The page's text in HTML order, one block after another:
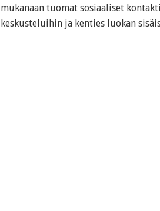
mukanaan tuomat sosiaaliset
keskusteluihin ja kenties luokan